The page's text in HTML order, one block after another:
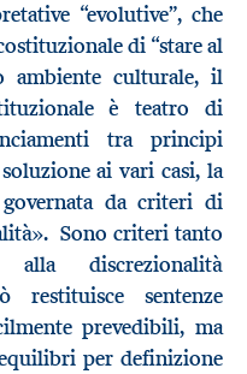
“evolutive”, che
di “stare al
ambiente culturale, il
è teatro di
tra principi
ai vari casi, la
da criteri di
Sono criteri tanto
discrezionalità
restituisce sentenze
prevedibili, ma
per definizione